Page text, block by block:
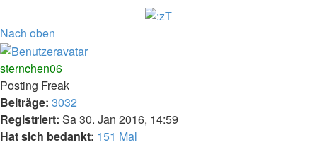
Nach oben
sternchen06
Posting Freak
Beiträge: 3032
Registriert: Sa 30. Jan 2016, 14:59
Hat sich bedankt: 151 Mal